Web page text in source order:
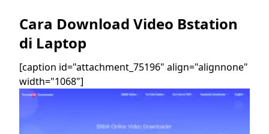
Cara Download Video Bstation
di Laptop
[caption id="attachment_75196" align="alignnone"
width="1068"]